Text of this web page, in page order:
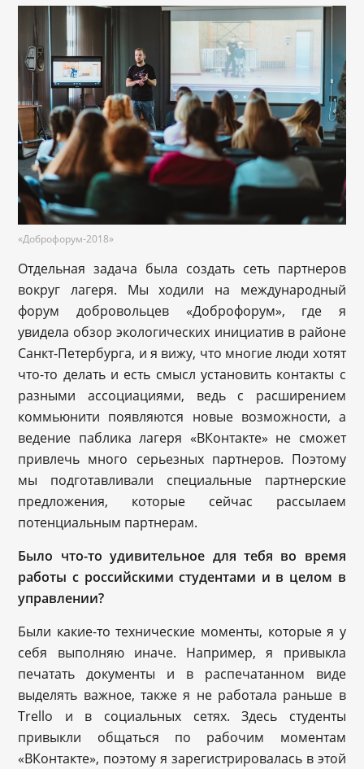
«Доброфорум-2018»
Отдельная задача была создать сеть партнеров
вокруг лагеря. Мы ходили на международный
форум добровольцев «Доброфорум», где я
увидела обзор экологических инициатив в районе
Санкт-Петербурга, и я вижу, что многие люди хотят
что-то делать и есть смысл установить контакты с
разными ассоциациями, ведь с расширением
коммьюнити появляются новые возможности, а
ведение паблика лагеря «ВКонтакте» не сможет
привлечь много серьезных партнеров. Поэтому
мы подготавливали специальные партнерские
предложения, которые сейчас рассылаем
потенциальным партнерам.
Было что-то удивительное для тебя во время
работы с российскими студентами и в целом в
управлении?
Были какие-то технические моменты, которые я у
себя выполняю иначе. Например, я привыкла
печатать документы и в распечатанном виде
выделять важное, также я не работала раньше в
Trello и в социальных сетях. Здесь студенты
привыкли общаться по рабочим моментам
«ВКонтакте», поэтому я зарегистрировалась в этой